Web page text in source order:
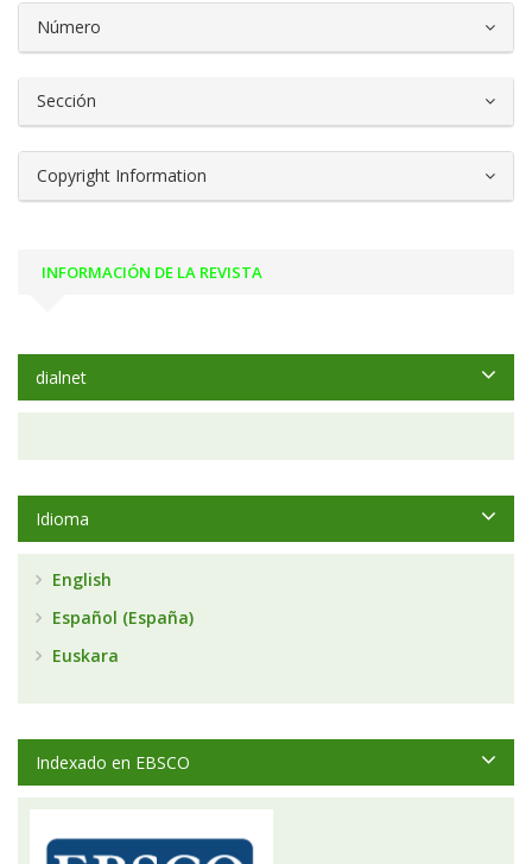
Número
Sección
Copyright Information
INFORMACIÓN DE LA REVISTA
dialnet
Idioma
English
Español (España)
Euskara
Indexado en EBSCO